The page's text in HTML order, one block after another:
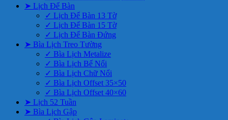
➤ Lịch Để Bàn
✓ Lịch Để Bàn 13 Tờ
✓ Lịch Để Bàn 15 Tờ
✓ Lịch Để Bàn Đứng
➤ Bìa Lịch Treo Tường
✓ Bìa Lịch Metalize
✓ Bìa Lịch Bế Nổi
✓ Bìa Lịch Chữ Nổi
✓ Bìa Lịch Offset 35×50
✓ Bìa Lịch Offset 40×60
➤ Lịch 52 Tuần
➤ Bìa Lịch Gập